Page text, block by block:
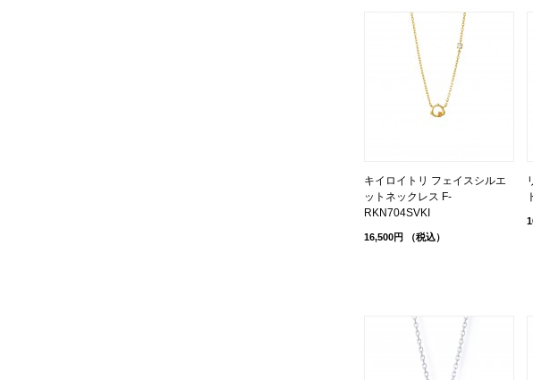
キイロイトリ フェイスシルエ
ットネックレス F-
RKN704SVKI
16,500円 （税込）